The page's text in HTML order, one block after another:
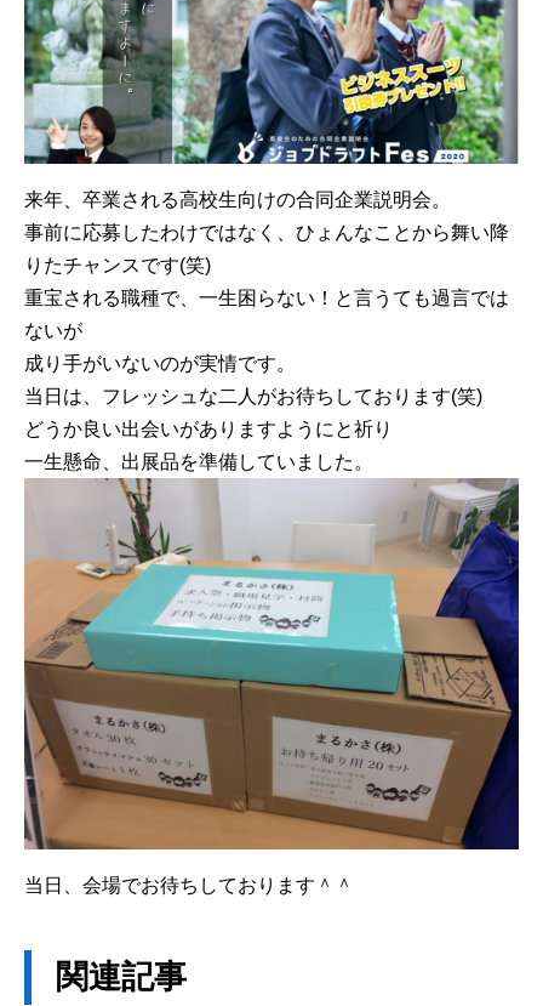
来年、卒業される高校生向けの合同企業説明会。
事前に応募したわけではなく、ひょんなことから舞い降
りたチャンスです(笑)
重宝される職種で、一生困らない！と言うても過言では
ないが
成り手がいないのが実情です。
当日は、フレッシュな二人がお待ちしております(笑)
どうか良い出会いがありますようにと祈り
一生懸命、出展品を準備していました。
当日、会場でお待ちしております＾＾
関連記事